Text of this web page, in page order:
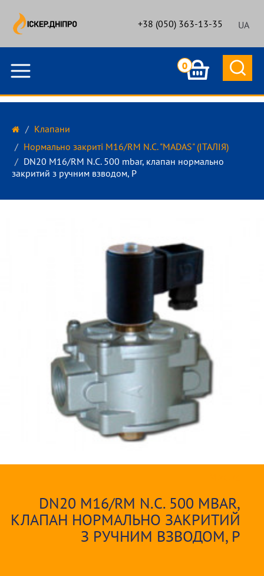
+38 (050) 363-13-35 UA
0
Клапани
Нормально закриті M16/RM N.C. "MADAS" (ІТАЛІЯ)
DN20 M16/RM N.С. 500 mbar, клапан нормально
закритий з ручним взводом, Р
DN20 M16/RM N.С. 500 MBAR,
КЛАПАН НОРМАЛЬНО ЗАКРИТИЙ
З РУЧНИМ ВЗВОДОМ, Р